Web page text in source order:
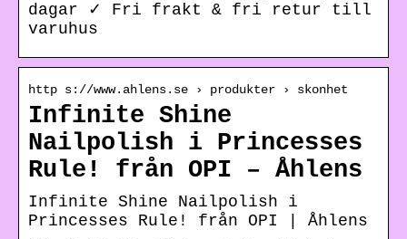
dagar ✓ Fri frakt & fri retur till
varuhus
http s://www.ahlens.se › produkter › skonhet
Infinite Shine
Nailpolish i Princesses
Rule! från OPI – Åhlens
Infinite Shine Nailpolish i
Princesses Rule! från OPI | Åhlens